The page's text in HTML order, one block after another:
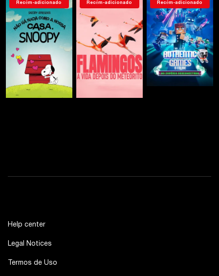
Recém-adicionado Recém-adicionado Recém-adicionado
Help center
Legal Notices
Termos de Uso